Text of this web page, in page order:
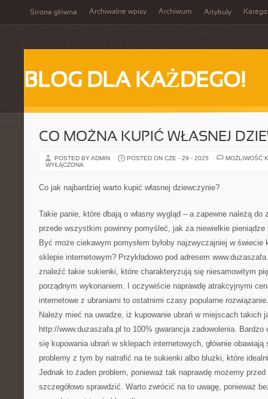
Strona główna Archiwalne wpisy Archiwum Artykuły
BLOG DLA KAŻDEGO!
CO MOŻNA KUPIĆ WŁASNEJ
POSTED BY ADMIN POSTED ON CZE - 29 - 2025
MOŻLIWOŚĆ
WYŁĄCZONA
Co jak najbardziej warto kupić własnej dziewczynie?
Takie panie, które dbają o własny wygląd – a zapewne należą
przede wszystkim powinny pomyśleć, jak za niewielkie pieniądze
Być może ciekawym pomysłem byłoby najzwyczajniej w
sklepie internetowym? Przykładowo pod adresem
znaleźć takie sukienki, które charakteryzują się niesamowitym
porządnym wykonaniem. I oczywiście naprawdę atrakcyjnymi
internetowe z ubraniami to ostatnimi czasy popularne rozwiązanie.
Należy mieć na uwadze, iż kupowanie ubrań w miejscach takich
http://www.duzaszafa.pl to 100% gwarancja zadowolenia.
się kupowania ubrań w sklepach internetowych, głównie obawiają
problemy z tym by natrafić na te sukienki albo bluzki, które
Jednak to żaden problem, ponieważ tak naprawdę możemy
szczegółowo sprawdzić. Warto zwrócić na to uwagę, ponieważ